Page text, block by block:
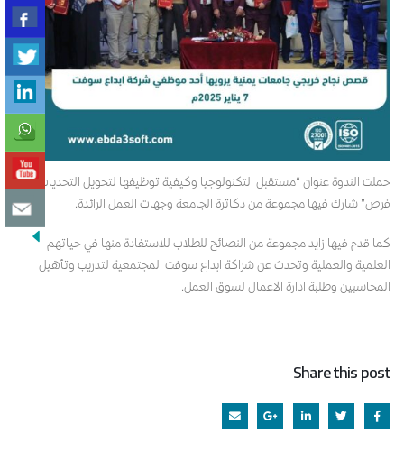
حملت الندوة عنوان “مستقبل التكنولوجيا وكيفية توظيفها لتحويل التحديات الى
فرص” شارك فيها مجموعة من دكاترة الجامعة وجهات العمل الرائدة.
كما قدم فيها زايد مجموعة من النصائح للطلاب للاستفادة منها في حياتهم
العلمية والعملية وتحدث عن شراكة ابداع سوفت المجتمعية لتدريب وتأهيل
المحاسبين وطلبة ادارة الاعمال لسوق العمل.
Share this post